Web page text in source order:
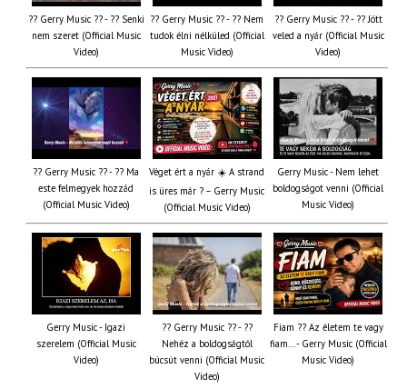
?? Gerry Music ?? - ?? Senki
nem szeret (Official Music
Video)
?? Gerry Music ?? - ?? Nem
tudok élni nélküled (Official
Music Video)
?? Gerry Music ?? - ?? Jött
veled a nyár (Official Music
Video)
?? Gerry Music ?? - ?? Ma
este felmegyek hozzád
(Official Music Video)
Véget ért a nyár ☀️ A strand
is üres már ? – Gerry Music
(Official Music Video)
Gerry Music - Nem lehet
boldogságot venni (Official
Music Video)
Gerry Music - Igazi
szerelem (Official Music
Video)
?? Gerry Music ?? - ??
Nehéz a boldogságtól
búcsút venni (Official Music
Video)
Fiam ?‍? Az életem te vagy
fiam... - Gerry Music (Official
Music Video)